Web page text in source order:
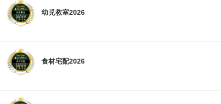
幼児教室2026
食材宅配2026